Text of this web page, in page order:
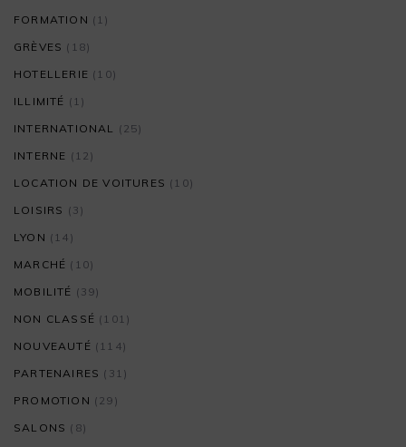
FORMATION (1)
GRÈVES (18)
HOTELLERIE (10)
ILLIMITÉ (1)
INTERNATIONAL (25)
INTERNE (12)
LOCATION DE VOITURES (10)
LOISIRS (3)
LYON (14)
MARCHÉ (10)
MOBILITÉ (39)
NON CLASSÉ (101)
NOUVEAUTÉ (114)
PARTENAIRES (31)
PROMOTION (29)
SALONS (8)